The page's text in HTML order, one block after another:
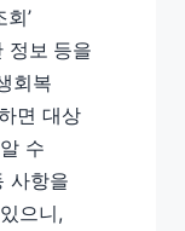
’
정보 등을
회복
면 대상
수
사항을
으니,